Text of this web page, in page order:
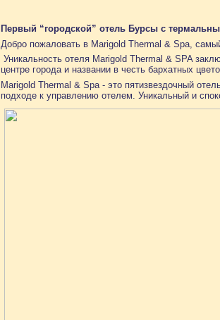
Первый “городской” отель Бурсы с
Добро пожаловать в Marigold Thermal & Spa,
Уникальность отеля Marigold Thermal & SPA
центре города и названии в честь бархатных
Marigold Thermal & Spa - это пятизвездочный
подходе к управлению отелем. Уникальный и